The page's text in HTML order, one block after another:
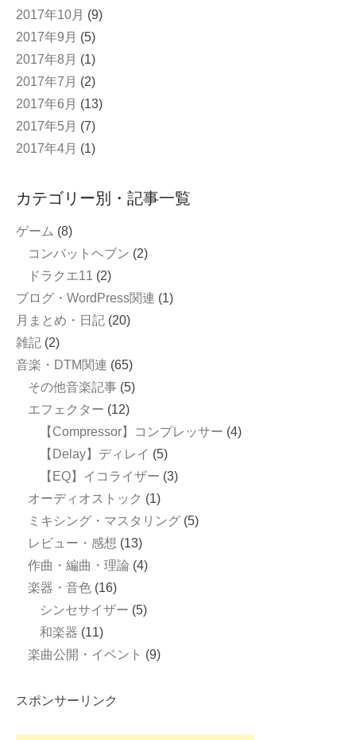
2017年10月 (9)
2017年9月 (5)
2017年8月 (1)
2017年7月 (2)
2017年6月 (13)
2017年5月 (7)
2017年4月 (1)
カテゴリー別・記事一覧
ゲーム (8)
コンバットヘブン (2)
ドラクエ11 (2)
ブログ・WordPress関連 (1)
月まとめ・日記 (20)
雑記 (2)
音楽・DTM関連 (65)
その他音楽記事 (5)
エフェクター (12)
【Compressor】コンプレッサー (4)
【Delay】ディレイ (5)
【EQ】イコライザー (3)
オーディオストック (1)
ミキシング・マスタリング (5)
レビュー・感想 (13)
作曲・編曲・理論 (4)
楽器・音色 (16)
シンセサイザー (5)
和楽器 (11)
楽曲公開・イベント (9)
スポンサーリンク